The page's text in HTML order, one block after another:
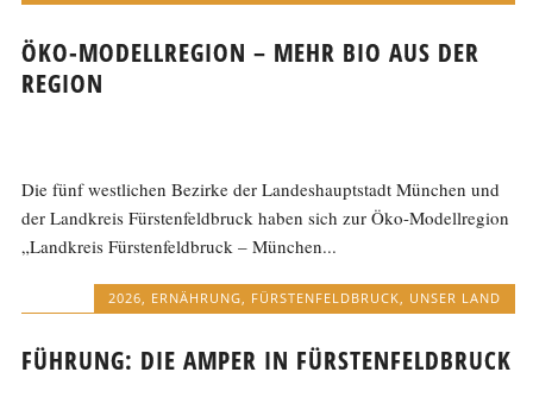
ÖKO-MODELLREGION – MEHR BIO AUS DER
REGION
Die fünf westlichen Bezirke der Landeshauptstadt München und
der Landkreis Fürstenfeldbruck haben sich zur Öko-Modellregion
„Landkreis Fürstenfeldbruck – München...
2026 ERNÄHRUNG FÜRSTENFELDBRUCK UNSER LAND
FÜHRUNG: DIE AMPER IN FÜRSTENFELDBRUCK